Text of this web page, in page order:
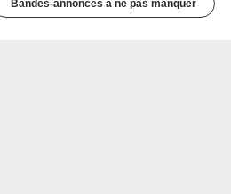
Bandes-annonces à ne pas manquer